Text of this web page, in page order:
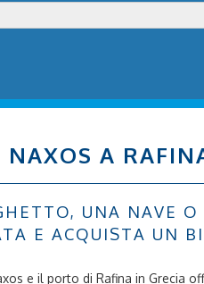
NAXOS A
UNA NAVE
E ACQUISTA UN
e il porto di Rafina in Grecia